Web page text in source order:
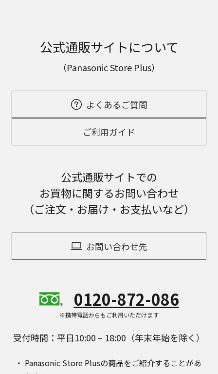
公式通販サイトについて
（Panasonic Store Plus）
よくあるご質問
ご利用ガイド
公式通販サイトでの
お買物に関するお問い合わせ
（ご注文・お届け・お支払いなど）
お問い合わせ先
0120-872-086
※携帯電話からもご利用いただけます
受付時間：平日10:00 – 18:00（年末年始を除く）
Panasonic Store Plusの商品をご紹介することがあ